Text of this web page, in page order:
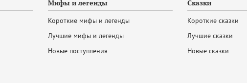
Мифы и легенды
Короткие мифы и легенды
Лучшие мифы и легенды
Новые поступления
Сказки
Короткие сказки
Лучшие сказки
Новые сказки